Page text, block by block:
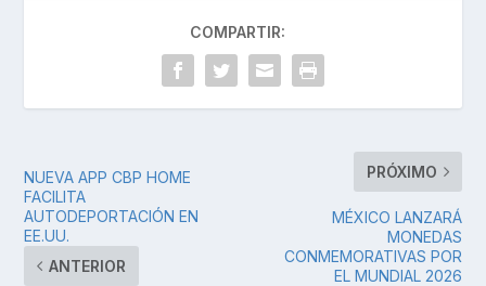
COMPARTIR:
NUEVA APP CBP HOME
FACILITA
AUTODEPORTACIÓN EN
EE.UU.
ANTERIOR
PRÓXIMO
MÉXICO LANZARÁ
MONEDAS
CONMEMORATIVAS POR
EL MUNDIAL 2026